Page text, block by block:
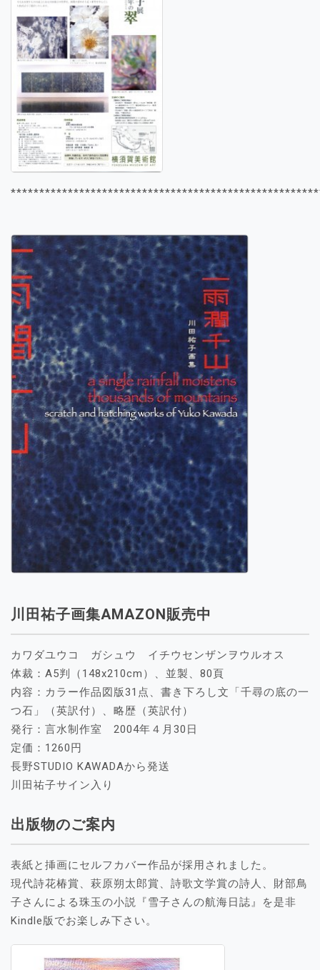
川田祐子画集AMAZON販売中
カワダユウコ ガシュウ イチウセンザンヲウルオス
体裁：A5判（148x210cm）、並製、80頁
内容：カラー作品図版31点、書き下ろし文「千尋の底の一
つ石」（英訳付）、略歴（英訳付）
発行：言水制作室 2004年４月30日
定価：1260円
長野STUDIO KAWADAから発送
川田祐子サイン入り
出版物のご案内
表紙と挿画にセルフカバー作品が採用されました。
現代詩花椿賞、萩原朔太郎賞、詩歌文学賞の詩人、財部鳥
子さんによる珠玉の小説『雪子さんの航海日誌』を是非
Kindle版でお楽しみ下さい。